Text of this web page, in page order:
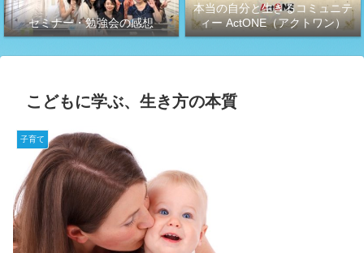
セミナー・勉強会の感想
本当の自分と生きるコミュニテ
ィー ActONE（アクトワン）
こどもに学ぶ、生き方の本質
子育て